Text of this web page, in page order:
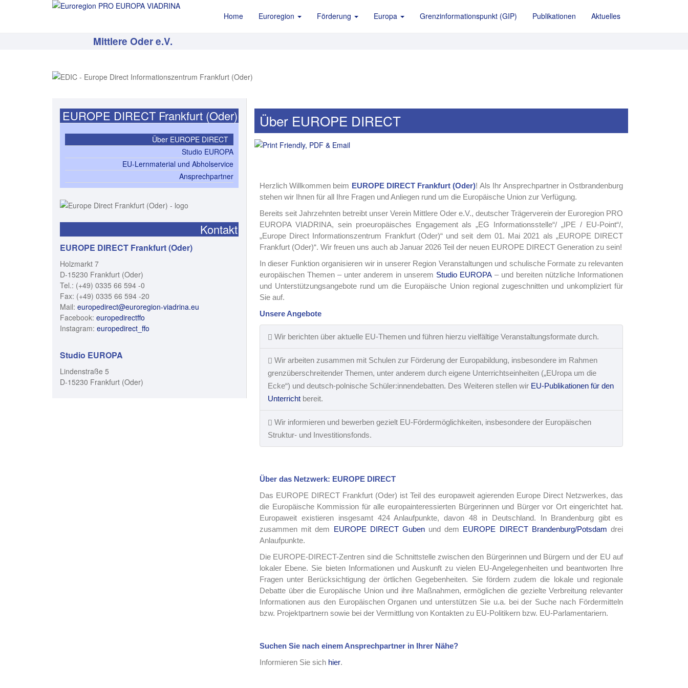
Home Euroregion Förderung Europa Grenzinformationspunkt (GIP) Publikationen Aktuelles
Mittlere Oder e.V.
Über EUROPE DIRECT
Herzlich Willkommen beim EUROPE DIRECT Frankfurt (Oder)!Als Ihr Ansprechpartner in Ostbrandenburg
stehen wir Ihnen für all Ihre Fragen und Anliegen rund um die Europäische Union zur Verfügung.
Bereits seit Jahrzehnten betreibt unser Verein Mittlere Oder e.V., deutscher Trägerverein der Euroregion PRO
EUROPA VIADRINA, sein proeuropäisches Engagement als „EG Informationsstelle“/ „IPE / EU-Point“/,
„Europe Direct Informationszentrum Frankfurt (Oder)“ und seit dem 01. Mai 2021 als „EUROPE DIRECT
Frankfurt (Oder)“. Wir freuen uns auch ab Januar 2026 Teil der neuen EUROPE DIRECT Generation zu sein!
In dieser Funktion organisieren wir in unserer Region Veranstaltungen und schulische Formate zu relevanten
europäischen Themen – unter anderem in unserem Studio EUROPA – und bereiten nützliche Informationen
und Unterstützungsangebote rund um die Europäische Unionregional zugeschnitten und unkompliziert für
Sie auf.
Unsere Angebote
Wir berichten über aktuelle EU-Themen und führen hierzu vielfältige Veranstaltungsformate durch.
Wir arbeiten zusammen mit Schulen zur Förderung der Europabildung, insbesondere im Rahmen
grenzüberschreitender Themen, unter anderem durch eigene Unterrichtseinheiten („EUropa um die
Ecke“) und deutsch-polnische Schüler:innendebatten. Des Weiteren stellen wir EU-Publikationen für den
Unterricht bereit.
Wir informieren und bewerben gezielt EU-Fördermöglichkeiten, insbesondere der Europäischen
Struktur- und Investitionsfonds.
Über das Netzwerk: EUROPE DIRECT
Das EUROPE DIRECT Frankfurt (Oder) ist Teil des europaweit agierenden Europe Direct Netzwerkes, das
die Europäische Kommission für alle europainteressierten Bürgerinnen und Bürger vor Ort eingerichtet hat.
Europaweit existieren insgesamt 424 Anlaufpunkte, davon 48 in Deutschland. In Brandenburg gibt es
zusammen mit dem EUROPE DIRECT Gubenund dem EUROPE DIRECT Brandenburg/Potsdam drei
Anlaufpunkte.
Die EUROPE-DIRECT-Zentren sind die Schnittstelle zwischen den Bürgerinnen und Bürgern und der EU auf
lokaler Ebene. Sie bieten Informationen und Auskunft zu vielen EU-Angelegenheiten und beantworten Ihre
Fragen unter Berücksichtigung der örtlichen Gegebenheiten. Sie fördern zudem die lokale und regionale
Debatte über die Europäische Union und ihre Maßnahmen, ermöglichen die gezielte Verbreitung relevanter
Informationen aus den Europäischen Organen und unterstützen Sie u.a. bei der Suche nach Fördermitteln
bzw. Projektpartnern sowie bei der Vermittlung von Kontakten zu EU-Politikern bzw. EU-Parlamentariern.
Suchen Sie nach einem Ansprechpartner in Ihrer Nähe?
Informieren Sie sich hier.
EUROPE DIRECT Frankfurt (Oder)
Über EUROPE DIRECT
Studio EUROPA
EU-Lernmaterial und Abholservice
Ansprechpartner
Kontakt
EUROPE DIRECT Frankfurt (Oder)
Holzmarkt 7
D-15230 Frankfurt (Oder)
Tel.: (+49) 0335 66 594 -0
Fax: (+49) 0335 66 594 -20
Mail: europedirect@euroregion-viadrina.eu
Facebook: europedirectffo
Instagram: europedirect_ffo
Studio EUROPA
Lindenstraße 5
D-15230 Frankfurt (Oder)